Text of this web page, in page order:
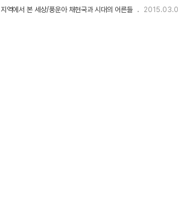
이 아니었다. 그들을 욕하는 젊은 세대 역시 끊임없이 공부하
통해 온몸으로 보여준다. 그렇다. 어른이 없는 시대라고들 하
지역에서 본 세상/풍운아 채현국과 시대의 어른들